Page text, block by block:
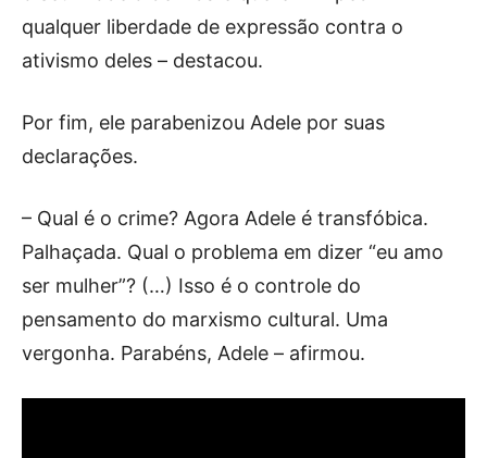
qualquer liberdade de expressão contra o
ativismo deles – destacou.
Por fim, ele parabenizou Adele por suas
declarações.
– Qual é o crime? Agora Adele é transfóbica.
Palhaçada. Qual o problema em dizer “eu amo
ser mulher”? (…) Isso é o controle do
pensamento do marxismo cultural. Uma
vergonha. Parabéns, Adele – afirmou.